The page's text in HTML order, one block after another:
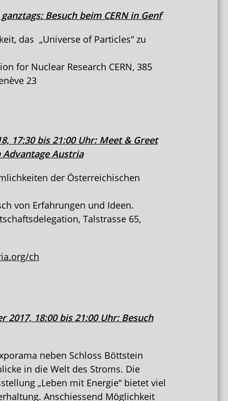
Besuch beim CERN in Genf
das „Universe of Particles“ zu
for Nuclear Research CERN, 385
23
17:30 bis 21:00 Uhr: Meet & Greet
Austria
der Österreichischen
von Erfahrungen und Ideen.
Talstrasse 65,
ch
2017, 18:00 bis 21:00 Uhr: Besuch
neben Schloss Böttstein
in die Welt des Stroms. Die
„Leben mit Energie“ bietet viel
Anschiessend Möglichkeit